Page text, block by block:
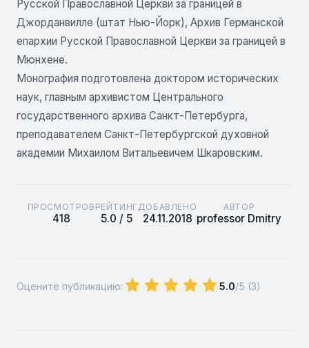
Русской Православной Церкви за границей в
Джорданвилле (штат Нью-Йорк), Архив Германской
епархии Русской Православной Церкви за границей в
Мюнхене.
Монография подготовлена доктором исторических
наук, главным архивистом Центрального
государственного архива Санкт-Петербурга,
преподавателем Санкт-Петербургской духовной
академии Михаилом Витальевичем Шкаровским.
ПРОСМОТРОВ
418
РЕЙТИНГ
5.0 / 5
ДОБАВЛЕНО
24.11.2018
АВТОР
professor Dmitry
Оцените публикацию: 5.0/5 (3)